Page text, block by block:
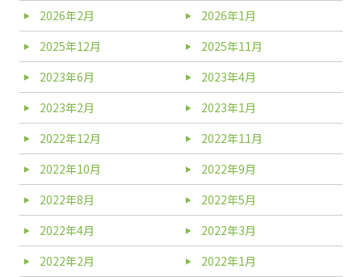
2026年2月
2026年1月
2025年12月
2025年11月
2023年6月
2023年4月
2023年2月
2023年1月
2022年12月
2022年11月
2022年10月
2022年9月
2022年8月
2022年5月
2022年4月
2022年3月
2022年2月
2022年1月